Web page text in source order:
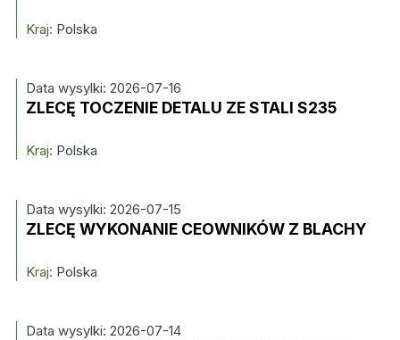
Kraj: Polska
Data wysylki: 2026-07-16
ZLECĘ TOCZENIE DETALU ZE STALI S235
Kraj: Polska
Data wysylki: 2026-07-15
ZLECĘ WYKONANIE CEOWNIKÓW Z BLACHY
Kraj: Polska
Data wysylki: 2026-07-14